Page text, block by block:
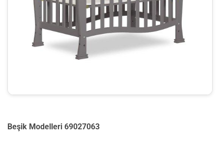
Beşik Modelleri 69027063